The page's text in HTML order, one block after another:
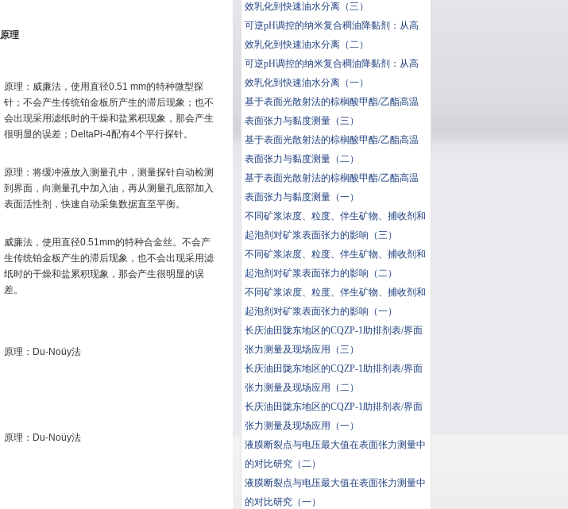
原理
原理：威廉法，使用直径0.51 mm的特种微型探
针；不会产生传统铂金板所产生的滞后现象；也不
会出现采用滤纸时的干燥和盐累积现象，那会产生
很明显的误差；DeltaPi-4配有4个平行探针。
原理：将缓冲液放入测量孔中，测量探针自动检测
到界面，向测量孔中加入油，再从测量孔底部加入
表面活性剂，快速自动采集数据直至平衡。
威廉法，使用直径0.51mm的特种合金丝。不会产
生传统铂金板产生的滞后现象，也不会出现采用滤
纸时的干燥和盐累积现象，那会产生很明显的误
差。
原理：Du-Noüy法
原理：Du-Noüy法
效乳化到快速油水分离（三）
可逆pH调控的纳米复合稠油降黏剂：从高
效乳化到快速油水分离（二）
可逆pH调控的纳米复合稠油降黏剂：从高
效乳化到快速油水分离（一）
基于表面光散射法的棕榈酸甲酯/乙酯高温
表面张力与黏度测量（三）
基于表面光散射法的棕榈酸甲酯/乙酯高温
表面张力与黏度测量（二）
基于表面光散射法的棕榈酸甲酯/乙酯高温
表面张力与黏度测量（一）
不同矿浆浓度、粒度、伴生矿物、捕收剂和
起泡剂对矿浆表面张力的影响（三）
不同矿浆浓度、粒度、伴生矿物、捕收剂和
起泡剂对矿浆表面张力的影响（二）
不同矿浆浓度、粒度、伴生矿物、捕收剂和
起泡剂对矿浆表面张力的影响（一）
长庆油田陇东地区的CQZP-1助排剂表/界面
张力测量及现场应用（三）
长庆油田陇东地区的CQZP-1助排剂表/界面
张力测量及现场应用（二）
长庆油田陇东地区的CQZP-1助排剂表/界面
张力测量及现场应用（一）
液膜断裂点与电压最大值在表面张力测量中
的对比研究（二）
液膜断裂点与电压最大值在表面张力测量中
的对比研究（一）